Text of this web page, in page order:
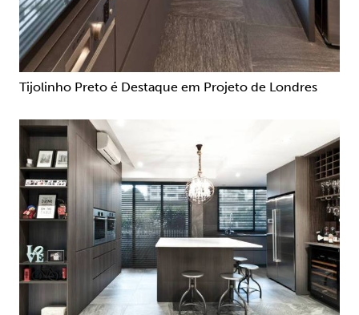
Tijolinho Preto é Destaque em Projeto de Londres